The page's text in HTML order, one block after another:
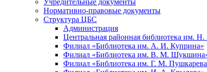
Нормативно-правовые документы
Структура ЦБС
Администрация
Центральная районная библиотека им.
Филиал «Библиотека им. А. И. Куприна»
Филиал «Библиотека им. В. М.
Филиал «Библиотека им. Г. М.